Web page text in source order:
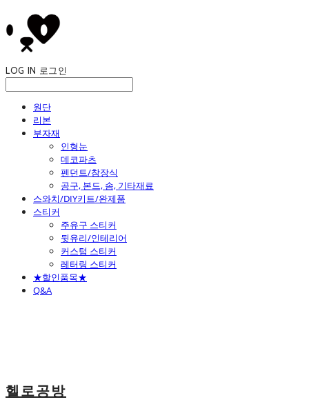
LOG IN 로그인
원단
리본
부자재
인형눈
데코파츠
펜던트/참장식
공구, 본드, 솜, 기타재료
스와치/DIY키트/완제품
스티커
주유구 스티커
뒷유리/인테리어
커스텀 스티커
레터링 스티커
★할인품목★
Q&A
헬로공방